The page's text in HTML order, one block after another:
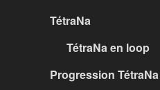
TétraNa
TétraNa en loop
Progression TétraNa